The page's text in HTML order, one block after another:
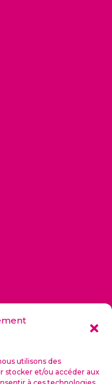
utilisons des
stocker et/ou accéder aux